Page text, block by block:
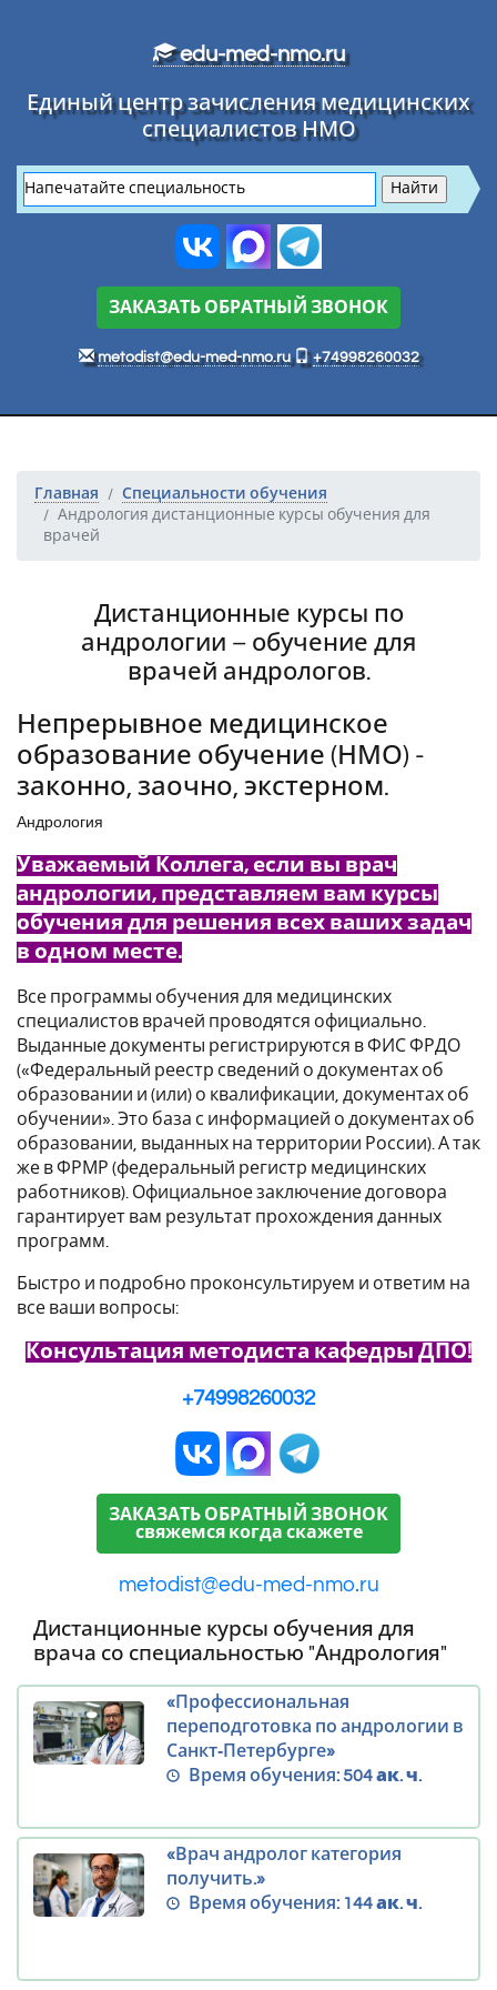
edu-med-nmo.ru
Единый центр зачисления медицинских
специалистов НМО
ЗАКАЗАТЬ ОБРАТНЫЙ ЗВОНОК
metodist@edu-med-nmo.ru +74998260032
Главная
Специальности обучения
Андрология дистанционные курсы обучения для
врачей
Дистанционные курсы по
андрологии – обучение для
врачей андрологов.
Непрерывное медицинское
образование обучение (НМО) -
законно, заочно, экстерном.
Андрология
Уважаемый Коллега, если вы врач
андрологии, представляем вам курсы
обучения для решения всех ваших задач
в одном месте.
Все программы обучения для медицинских
специалистов врачей проводятся официально.
Выданные документы регистрируются в ФИС ФРДО
(«Федеральный реестр сведений о документах об
образовании и (или) о квалификации, документах об
обучении». Это база с информацией о документах об
образовании, выданных на территории России). А так
же в ФРМР (федеральный регистр медицинских
работников). Официальное заключение договора
гарантирует вам результат прохождения данных
программ.
Быстро и подробно проконсультируем и ответим на
все ваши вопросы:
Консультация методиста кафедры ДПО!
+74998260032
ЗАКАЗАТЬ ОБРАТНЫЙ ЗВОНОК
свяжемся когда скажете
metodist@edu-med-nmo.ru
Дистанционные курсы обучения для
врача со специальностью "Андрология"
«Профессиональная
переподготовка по андрологии в
Санкт‑Петербурге»
Время обучения:504 ак. ч.
«Врач андролог категория
получить.»
Время обучения: 144 ак. ч.